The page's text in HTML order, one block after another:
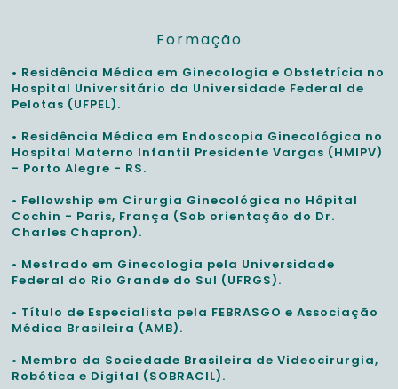
Formação
• Residência Médica em Ginecologia e Obstetrícia no
Hospital Universitário da Universidade Federal de
Pelotas (UFPEL).
• Residência Médica em Endoscopia Ginecológica no
Hospital Materno Infantil Presidente Vargas (HMIPV)
- Porto Alegre - RS.
• Fellowship em Cirurgia Ginecológica no Hôpital
Cochin - Paris, França (Sob orientação do Dr.
Charles Chapron).
• Mestrado em Ginecologia pela Universidade
Federal do Rio Grande do Sul (UFRGS).
• Título de Especialista pela FEBRASGO e Associação
Médica Brasileira (AMB).
• Membro da Sociedade Brasileira de Videocirurgia,
Robótica e Digital (SOBRACIL).